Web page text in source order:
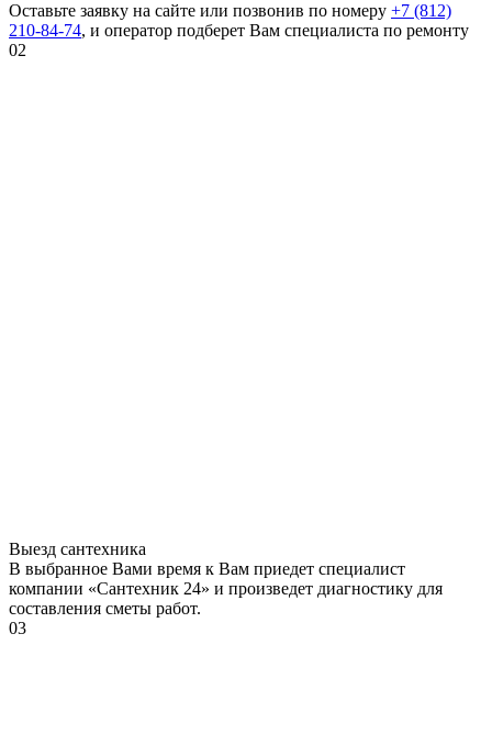
Оставьте заявку на сайте или позвонив по номеру +7 (812)
210-84-74, и оператор подберет Вам специалиста по ремонту
02
Выезд сантехника
В выбранное Вами время к Вам приедет специалист
компании «Сантехник 24» и произведет диагностику для
составления сметы работ.
03